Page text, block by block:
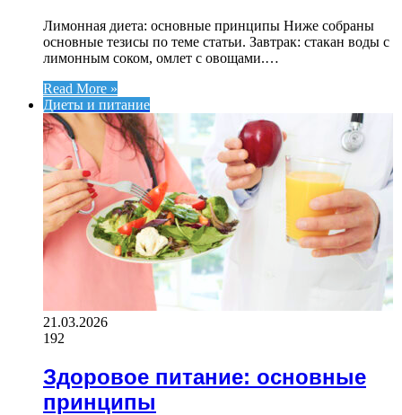
Лимонная диета: основные принципы Ниже собраны
основные тезисы по теме статьи. Завтрак: стакан воды с
лимонным соком, омлет с овощами.…
Read More »
Диеты и питание
21.03.2026
192
Здоровое питание: основные
принципы